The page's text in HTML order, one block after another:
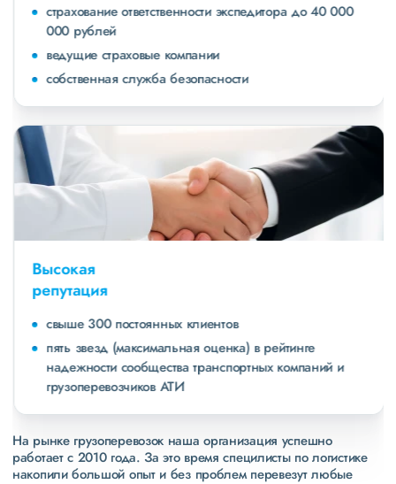
страхование ответственности экспедитора до 40 000
000 рублей
ведущие страховые компании
собственная служба безопасности
Высокая
репутация
свыше 300 постоянных клиентов
пять звезд (максимальная оценка) в рейтинге
надежности сообщества транспортных компаний и
грузоперевозчиков АТИ
На рынке грузоперевозок наша организация успешно
работает с 2010 года. За это время специлисты по логистике
накопили большой опыт и без проблем перевезут любые